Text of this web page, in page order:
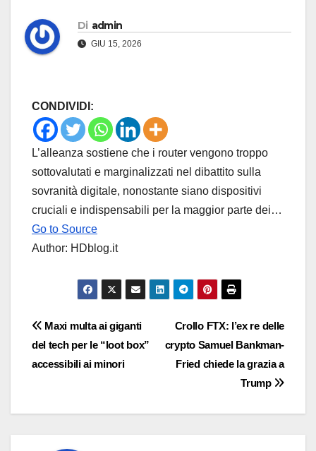
Di admin
GIU 15, 2026
CONDIVIDI:
L’alleanza sostiene che i router vengono troppo
sottovalutati e marginalizzati nel dibattito sulla
sovranità digitale, nonostante siano dispositivi
cruciali e indispensabili per la maggior parte dei…
Go to Source
Author: HDblog.it
Navigazione
articoli
Crollo FTX: l’ex re delle
crypto Samuel Bankman-
Fried chiede la grazia a
Trump
Maxi multa ai giganti
del tech per le “loot box”
accessibili ai minori